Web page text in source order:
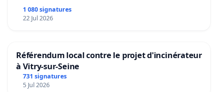
1 080 signatures
22 Jul 2026
Référendum local contre le projet d'incinérateur
à Vitry-sur-Seine
731 signatures
5 Jul 2026